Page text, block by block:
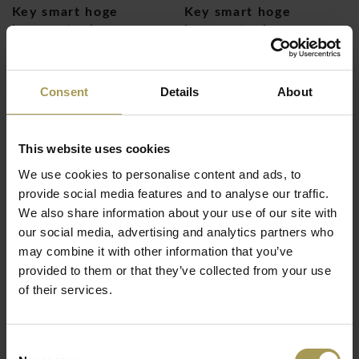
Consent Details About
This website uses cookies
We use cookies to personalise content and ads, to
provide social media features and to analyse our traffic.
We also share information about your use of our site with
our social media, advertising and analytics partners who
may combine it with other information that you’ve
provided to them or that they’ve collected from your use
of their services.
Key smart hoge
bureaustoel
Key smart hoge
bureaustoel
Kensho kruk
€506,00
Klia bezoekersstoel